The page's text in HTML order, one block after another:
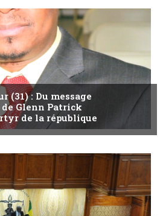
(31) : Du message
Glenn Patrick
de la république